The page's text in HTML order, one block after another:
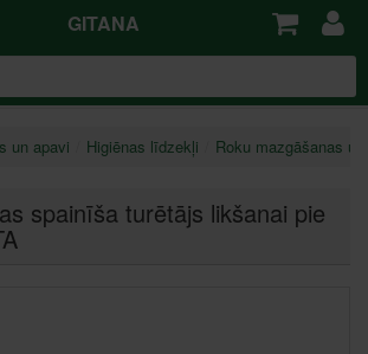
GITANA
un apavi Higiēnas līdzekļi Roku mazgāšanas
spainīša turētājs likšanai pie